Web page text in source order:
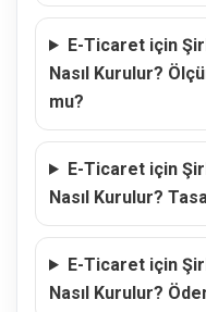
E-Ticaret için
Nasıl Kurulur?
mu?
E-Ticaret için
Nasıl Kurulur?
E-Ticaret için
Nasıl Kurulur?